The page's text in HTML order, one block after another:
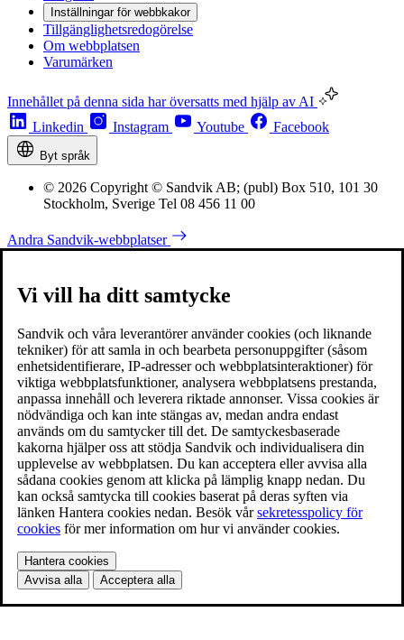
Inställningar för webbkakor
Tillgänglighetsredogörelse
Om webbplatsen
Varumärken
Innehållet på denna sida har översatts med hjälp av AI
Linkedin
Instagram Youtube Facebook
Byt språk
© 2026 Copyright © Sandvik AB; (publ) Box 510, 101 30
Stockholm, Sverige Tel 08 456 11 00
Andra Sandvik-webbplatser
Vi vill ha ditt samtycke
Sandvik och våra leverantörer använder cookies (och liknande
tekniker) för att samla in och bearbeta personuppgifter (såsom
enhetsidentifierare, IP-adresser och webbplatsinteraktioner) för
viktiga webbplatsfunktioner, analysera webbplatsens prestanda,
anpassa innehåll och leverera riktade annonser. Vissa cookies är
nödvändiga och kan inte stängas av, medan andra endast
används om du samtycker till det. De samtyckesbaserade
kakorna hjälper oss att stödja Sandvik och individualisera din
upplevelse av webbplatsen. Du kan acceptera eller avvisa alla
sådana cookies genom att klicka på lämplig knapp nedan. Du
kan också samtycka till cookies baserat på deras syften via
länken Hantera cookies nedan. Besök vårsekretesspolicy för
cookies för mer information om hur vi använder cookies.
Hantera cookies
Avvisa alla
Acceptera alla